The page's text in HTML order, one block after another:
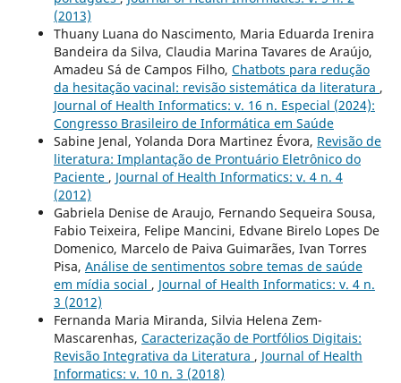
(2013)
Thuany Luana do Nascimento, Maria Eduarda Irenira
Bandeira da Silva, Claudia Marina Tavares de Araújo,
Amadeu Sá de Campos Filho, Chatbots para redução
da hesitação vacinal: revisão sistemática da literatura ,
Journal of Health Informatics: v. 16 n. Especial (2024):
Congresso Brasileiro de Informática em Saúde
Sabine Jenal, Yolanda Dora Martinez Évora, Revisão de
literatura: Implantação de Prontuário Eletrônico do
Paciente , Journal of Health Informatics: v. 4 n. 4
(2012)
Gabriela Denise de Araujo, Fernando Sequeira Sousa,
Fabio Teixeira, Felipe Mancini, Edvane Birelo Lopes De
Domenico, Marcelo de Paiva Guimarães, Ivan Torres
Pisa, Análise de sentimentos sobre temas de saúde
em mídia social , Journal of Health Informatics: v. 4 n.
3 (2012)
Fernanda Maria Miranda, Silvia Helena Zem-
Mascarenhas, Caracterização de Portfólios Digitais:
Revisão Integrativa da Literatura , Journal of Health
Informatics: v. 10 n. 3 (2018)